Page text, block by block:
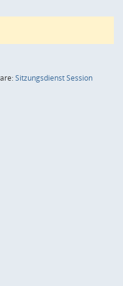
SitzungsdienstSession(Wird in